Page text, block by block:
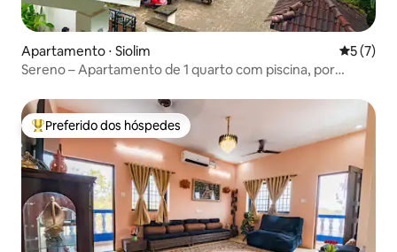
Apartamento ⋅ Siolim 5 de
5 (7)
Sereno – Apartamento de 1 quarto com piscina, por
Entre os melhores preferidos dos hóspedes
Preferido dos hóspedes